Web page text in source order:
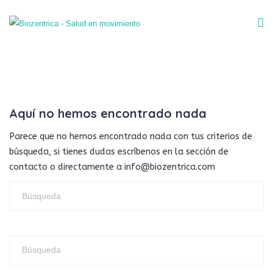
Aquí no hemos encontrado nada
Parece que no hemos encontrado nada con tus criterios de
búsqueda, si tienes dudas escríbenos en la sección de
contacto o directamente a info@biozentrica.com